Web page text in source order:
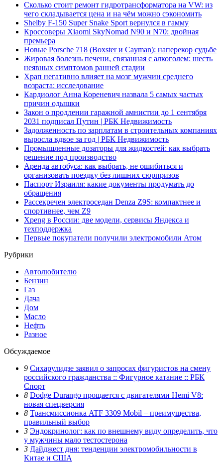
Сколько стоит ремонт гидротрансформатора на VW: из
чего складывается цена и на чём можно сэкономить
Shelby F-150 Super Snake Sport вернулся в гамму
Кроссоверы Xiaomi SkyNomad N90 и N70: двойная
премьера
Новые Porsche 718 (Boxster и Cayman): наперекор судьбе
Жировая болезнь печени, связанная с алкоголем: шесть
неявных симптомов ранней стадии
Храп негативно влияет на мозг мужчин среднего
возраста: исследование
Кардиолог Анна Кореневич назвала 5 самых частых
причин одышки
Закон о продлении гаражной амнистии до 1 сентября
2031 подписал Путин | РБК Недвижимость
Задолженность по зарплатам в строительных компаниях
выросла вдвое за год | РБК Недвижимость
Промышленные дозаторы для жидкостей: как выбрать
решение под производство
Аренда автобуса: как выбрать, не ошибиться и
организовать поездку без лишних сюрпризов
Паспорт Израиля: какие документы продумать до
обращения
Рассекречен электроседан Denza Z9S: компактнее и
спортивнее, чем Z9
Xpeng в России: две модели, сервисы Яндекса и
техподдержка
Первые покупатели получили электромобили Атом
Рубрики
Автолюбителю
Бензин
Газ
Дача
Дом
Масло
Нефть
Разное
Обсуждаемое
9 Сихарулидзе заявил о запросах фигуристов на смену
российского гражданства :: Фигурное катание :: РБК
Спорт
8 Dodge Durango прощается с двигателями Hemi V8:
новая спецверсия
8 Трансмиссионка ATF 3309 Mobil – преимущества,
правильный выбор
3 Эндокринолог: как по внешнему виду определить, что
у мужчины мало тестостерона
3 Дайджест дня: тенденции электромобильности в
Китае и США